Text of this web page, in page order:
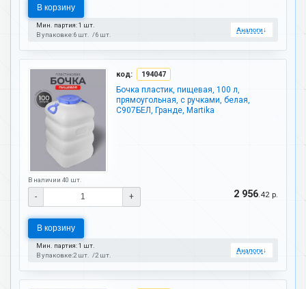
В корзину
Мин. партия: 1 шт.
В упаковке:6 шт. 6 шт.
Аналоги↓
код: 194047
Бочка пластик, пищевая, 100 л,
прямоугольная, с ручками, белая,
С907БЕЛ, Гранде, Martika
В наличии 40 шт.
- + 2 956 .42 р.
В корзину
Мин. партия: 1 шт.
В упаковке:2 шт. 2 шт.
Аналоги↓